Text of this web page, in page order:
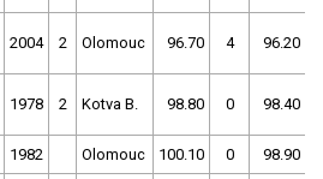
2004 2 Olomouc 96.70 4 96.20
1978 2 Kotva B. 98.80 0 98.40
1982 Olomouc 100.10 0 98.90